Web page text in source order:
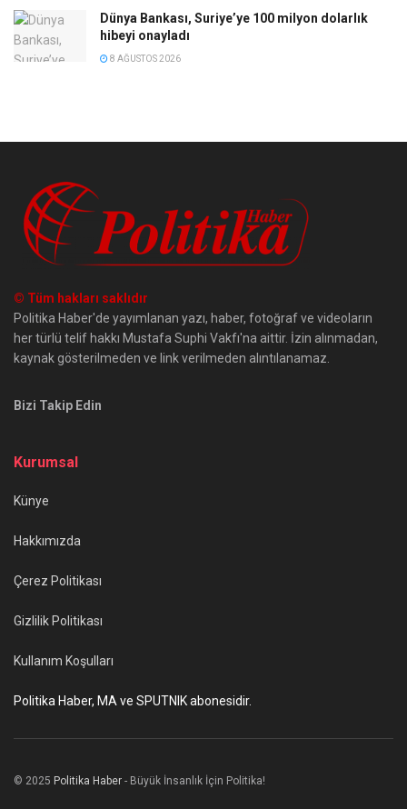
Dünya Bankası, Suriye’ye 100 milyon dolarlık
hibeyi onayladı
8 AĞUSTOS 2026
© Tüm hakları saklıdır
Politika Haber'de yayımlanan yazı, haber, fotoğraf ve videoların
her türlü telif hakkı Mustafa Suphi Vakfı'na aittir. İzin alınmadan,
kaynak gösterilmeden ve link verilmeden alıntılanamaz.
Bizi Takip Edin
Kurumsal
Künye
Hakkımızda
Çerez Politikası
Gizlilik Politikası
Kullanım Koşulları
Politika Haber, MA ve SPUTNIK abonesidir.
© 2025 Politika Haber - Büyük İnsanlık İçin Politika!